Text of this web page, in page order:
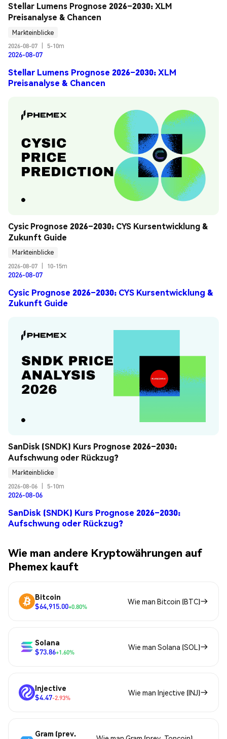
Stellar Lumens Prognose 2026–2030: XLM
Preisanalyse & Chancen
Markteinblicke
2026-08-07
5-10m
2026-08-07
Stellar Lumens Prognose 2026–2030: XLM
Preisanalyse & Chancen
Cysic Prognose 2026–2030: CYS Kursentwicklung &
Zukunft Guide
Markteinblicke
2026-08-07
10-15m
2026-08-07
Cysic Prognose 2026–2030: CYS Kursentwicklung &
Zukunft Guide
SanDisk (SNDK) Kurs Prognose 2026–2030:
Aufschwung oder Rückzug?
Markteinblicke
2026-08-06
5-10m
2026-08-06
SanDisk (SNDK) Kurs Prognose 2026–2030:
Aufschwung oder Rückzug?
Wie man andere Kryptowährungen auf
Phemex kauft
Bitcoin
$64,915.00+0.80%
Wie man Bitcoin (BTC)
Solana
$73.86+1.60%
Wie man Solana (SOL)
Injective
$4.47-2.93%
Wie man Injective (INJ)
Gram (prev.